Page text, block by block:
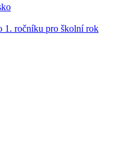
1. ročníku pro školní rok